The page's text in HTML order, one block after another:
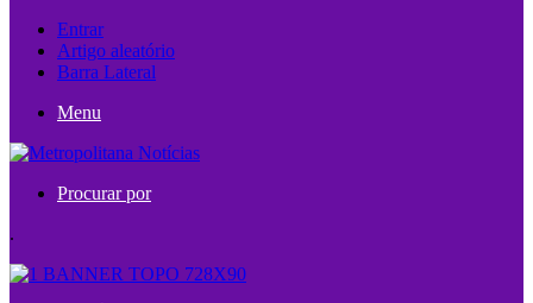
Entrar
Artigo aleatório
Barra Lateral
Menu
Procurar por
.